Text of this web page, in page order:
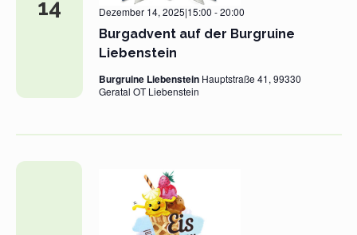
14
Burgadvent auf der Burgruine
Liebenstein
Dezember 14, 2025|15:00 -20:00
Burgruine Liebenstein Hauptstraße 41, 99330
Geratal OT Liebenstein